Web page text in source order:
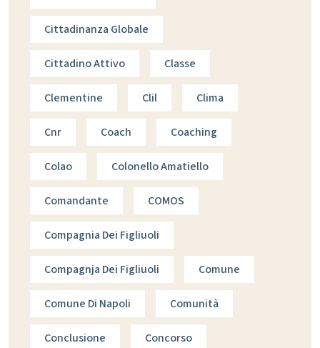
Cittadinanza Globale
Cittadino Attivo Classe
Clementine Clil Clima
Cnr Coach Coaching
Colao Colonello Amatiello
Comandante COMOS
Compagnia Dei Figliuoli
Compagnja Dei Figliuoli Comune
Comune Di Napoli Comunità
Conclusione Concorso